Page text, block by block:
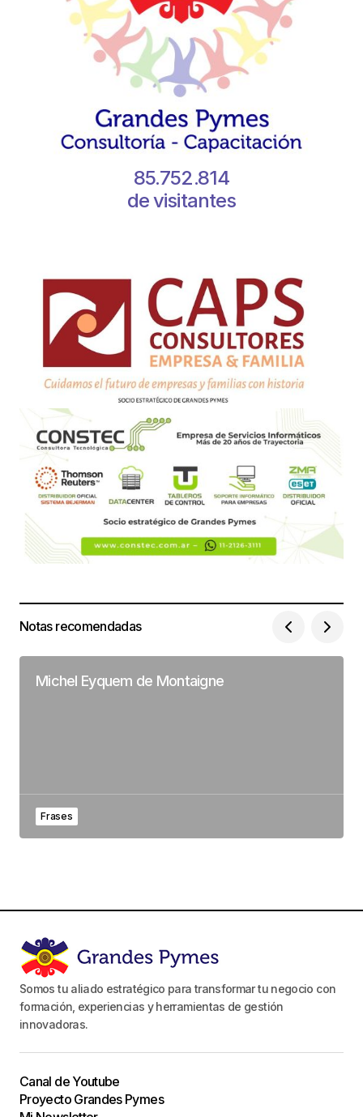
85.752.814
de visitantes
Notas recomendadas
Michel Eyquem de Montaigne
Frases
Somos tu aliado estratégico para transformar tu negocio con
formación, experiencias y herramientas de gestión
innovadoras.
Canal de Youtube
Proyecto Grandes Pymes